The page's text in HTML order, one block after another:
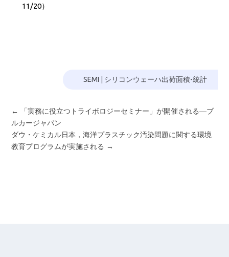
11/20）
SEMI シリコンウェーハ出荷面積-統計
←
「実務に役立つトライボロジーセミナー」が開催される―ブ
ルカージャパン
ダウ・ケミカル日本，海洋プラスチック汚染問題に関する環境
教育プログラムが実施される →